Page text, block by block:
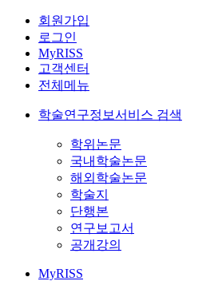
회원가입
로그인
MyRISS
고객센터
전체메뉴
학술연구정보서비스 검색
학위논문
국내학술논문
해외학술논문
학술지
단행본
연구보고서
공개강의
MyRISS